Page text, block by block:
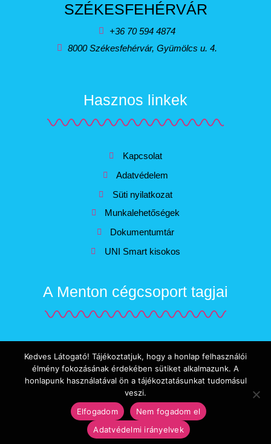
SZÉKESFEHÉRVÁR
+36 70 594 4874
8000 Székesfehérvár, Gyümölcs u. 4.
A Menton cégcsoport tagjai
www.balatonjob.hu www.mentonjobs.hu www.balatonimelo.hu
www.aktivnyugdijas.hu
Hasznos linkek
Kapcsolat
Adatvédelem
Süti nyilatkozat
Munkalehetőségek
Dokumentumtár
UNI Smart kisokos
Az oldalt készítette:
Kedves Látogató! Tájékoztatjuk, hogy a honlap felhasználói
élmény fokozásának érdekében sütiket alkalmazunk. A
honlapunk használatával ön a tájékoztatásunkat tudomásul
veszi.
Elfogadom
Nem fogadom el
Adatvédelmi irányelvek